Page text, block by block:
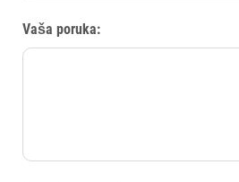
Vaša poruka: